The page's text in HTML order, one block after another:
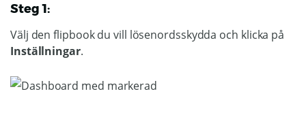
Steg 1:
Välj den flipbook du vill lösenordsskydda och klicka på
Inställningar.